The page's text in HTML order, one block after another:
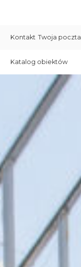
Kontakt Twoja poczta
Katalog obiektów